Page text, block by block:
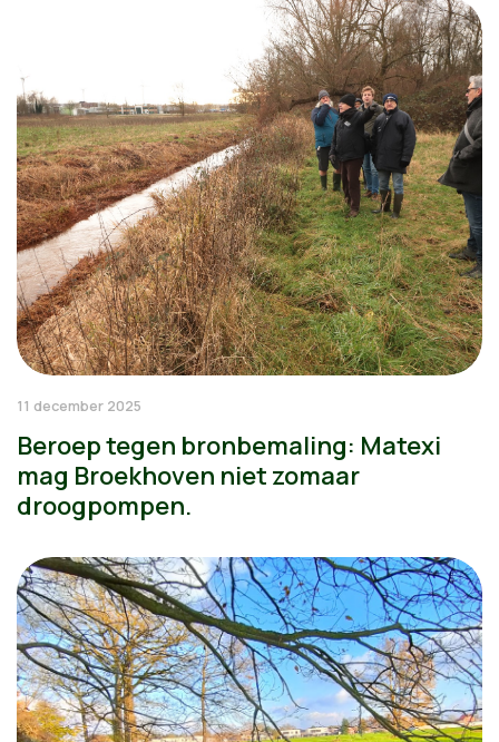
11 december 2025
Beroep tegen bronbemaling: Matexi
mag Broekhoven niet zomaar
droogpompen.